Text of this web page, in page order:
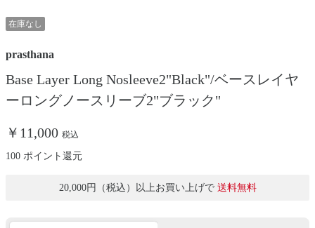
在庫なし
prasthana
Base Layer Long Nosleeve2"Black"/ベースレイヤ
ーロングノースリーブ2"ブラック"
￥11,000 税込
100 ポイント還元
20,000円（税込）以上お買い上げで 送料無料